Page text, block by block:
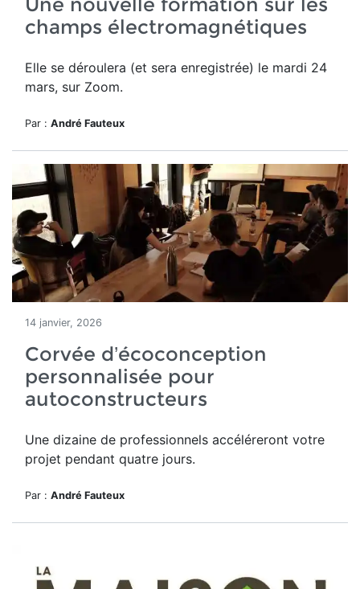
champs électromagnétiques
Elle se déroulera (et sera enregistrée) le mardi 24
mars, sur Zoom.
Par : André Fauteux
14 janvier, 2026
Corvée d’écoconception
personnalisée pour
autoconstructeurs
Une dizaine de professionnels accéléreront votre
projet pendant quatre jours.
Par : André Fauteux